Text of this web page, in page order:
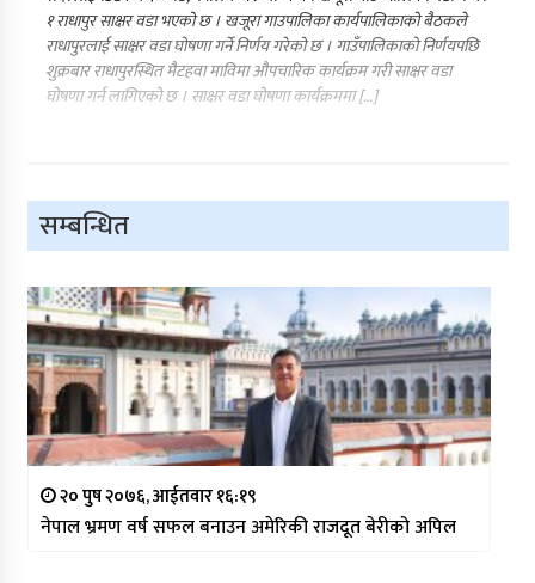
१ राधापुर साक्षर वडा भएको छ । खजूरा गाउपालिका कार्यपालिकाको बैठकले
राधापुरलाई साक्षर वडा घोषणा गर्ने निर्णय गरेको छ । गाउँपालिकाको निर्णयपछि
शुक्रबार राधापुरस्थित मैटहवा माविमा औपचारिक कार्यक्रम गरी साक्षर वडा
घोषणा गर्न लागिएको छ । साक्षर वडा घोषणा कार्यक्रममा […]
सम्बन्धित
२० पुष २०७६, आईतवार १६:१९
नेपाल भ्रमण वर्ष सफल बनाउन अमेरिकी राजदूत बेरीको अपिल